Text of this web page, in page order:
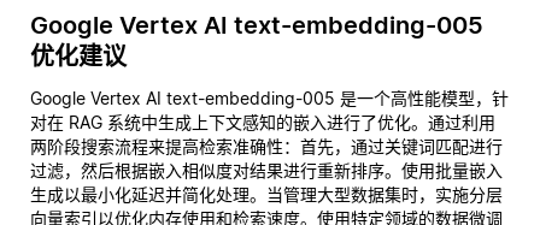
Google Vertex AI text-embedding-005
优化建议
Google Vertex AI text-embedding-005 是一个高性能模型，针
对在 RAG 系统中生成上下文感知的嵌入进行了优化。通过利用
两阶段搜索流程来提高检索准确性：首先，通过关键词匹配进行
过滤，然后根据嵌入相似度对结果进行重新排序。使用批量嵌入
生成以最小化延迟并简化处理。当管理大型数据集时，实施分层
向量索引以优化内存使用和检索速度。使用特定领域的数据微调